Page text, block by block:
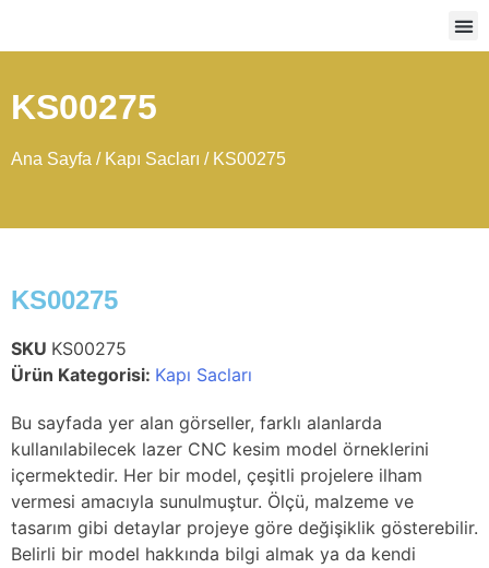
KS00275
Ana Sayfa / Kapı Sacları / KS00275
KS00275
SKU KS00275
Ürün Kategorisi: Kapı Sacları
Bu sayfada yer alan görseller, farklı alanlarda
kullanılabilecek lazer CNC kesim model örneklerini
içermektedir. Her bir model, çeşitli projelere ilham
vermesi amacıyla sunulmuştur. Ölçü, malzeme ve
tasarım gibi detaylar projeye göre değişiklik gösterebilir.
Belirli bir model hakkında bilgi almak ya da kendi